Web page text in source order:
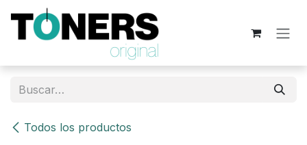
Ir al contenido
Todos los productos